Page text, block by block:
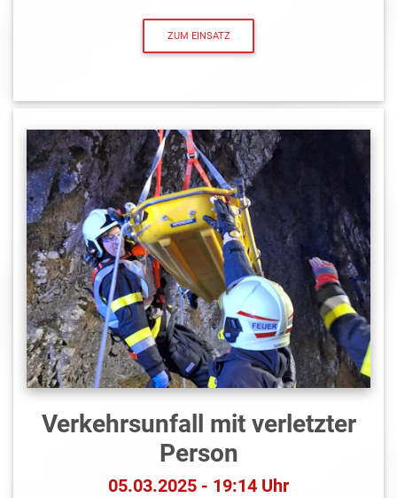
ZUM EINSATZ
Verkehrsunfall mit verletzter
Person
05.03.2025 - 19:14 Uhr